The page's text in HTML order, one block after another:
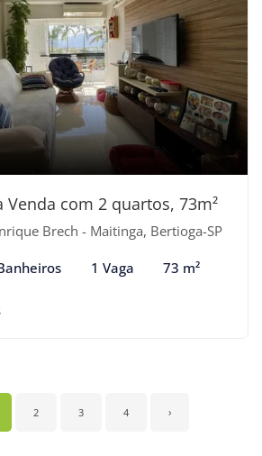
com 2 quartos, 73m²
Brech - Maitinga, Bertioga-SP
1 Vaga 73 m²
2 3 4 ›